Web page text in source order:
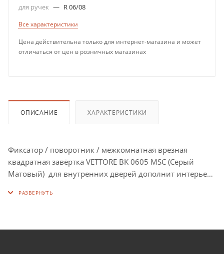
для ручек — R 06/08
Все характеристики
Цена действительна только для интернет-магазина и может
отличаться от цен в розничных магазинах
ОПИСАНИЕ ХАРАКТЕРИСТИКИ
Фиксатор / поворотник / межкомнатная врезная
квадратная завёртка VETTORE BK 0605 MSC (Серый
Матовый) для внутренних дверей дополнит интерьер